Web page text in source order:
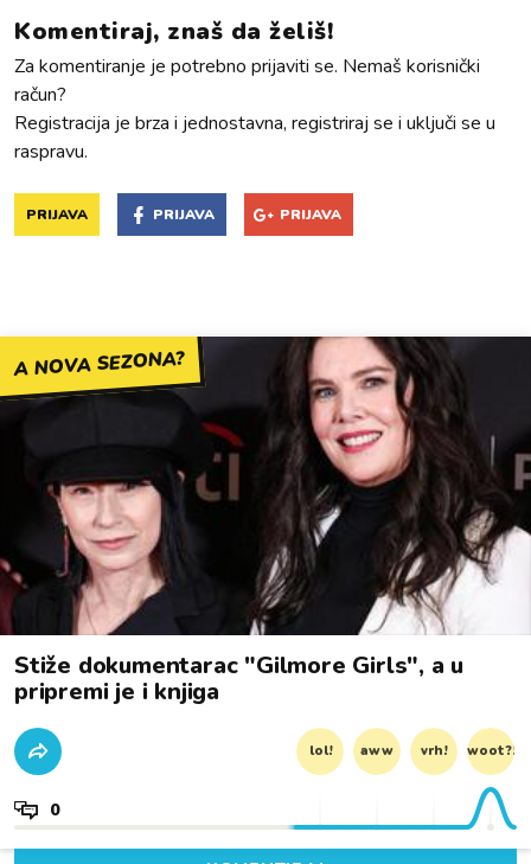
Komentiraj, znaš da želiš!
Za komentiranje je potrebno prijaviti se. Nemaš korisnički
račun?
Registracija je brza i jednostavna, registriraj se i uključi se u
raspravu.
PRIJAVA PRIJAVA PRIJAVA
A NOVA SEZONA?
Stiže dokumentarac "Gilmore Girls", a u
pripremi je i knjiga
lol! aww vrh! woot?!
0